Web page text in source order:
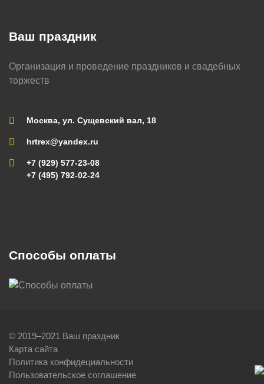
Ваш праздник
Организация и проведение праздников и свадебных
торжеств
Москва, ул. Сущевский вал, 18
hrtrex@yandex.ru
+7 (929) 577-23-08
+7 (495) 792-02-24
Способы оплаты
© 2019–2021 Ваш праздник
Карта сайта
Политика конфидециальности
Пользовательское соглашение